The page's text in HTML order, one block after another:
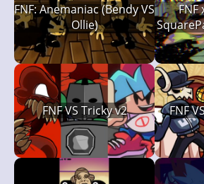
FNF: Anemaniac (Bendy VS
Ollie)
FNF
FNF VS Tricky v2 FNF